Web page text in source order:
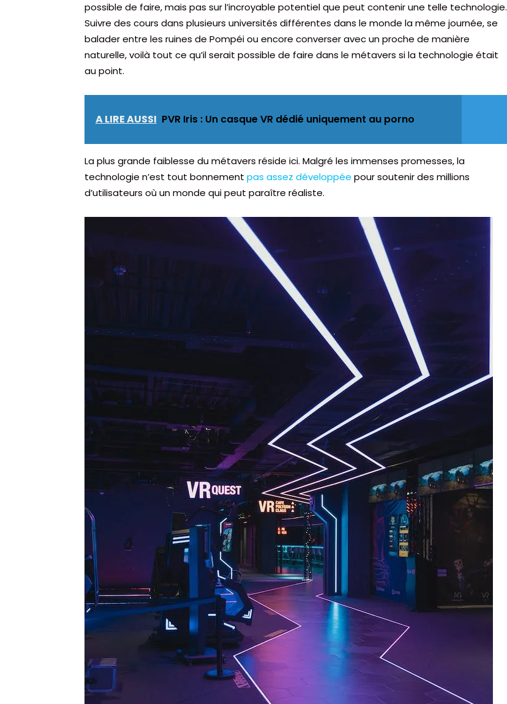
possible de faire, mais pas sur l’incroyable potentiel que peut contenir une telle technologie.
Suivre des cours dans plusieurs universités différentes dans le monde la même journée, se
balader entre les ruines de Pompéi ou encore converser avec un proche de manière
naturelle, voilà tout ce qu’il serait possible de faire dans le métavers si la technologie était
au point.
A LIRE AUSSI PVR Iris : Un casque VR dédié uniquement au porno
La plus grande faiblesse du métavers réside ici. Malgré les immenses promesses, la
technologie n’est tout bonnement pas assez développée pour soutenir des millions
d’utilisateurs où un monde qui peut paraître réaliste.